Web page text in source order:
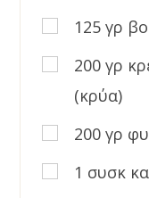
125 γρ
200 γρ
(κρύα)
200 γρ
1 συσκ